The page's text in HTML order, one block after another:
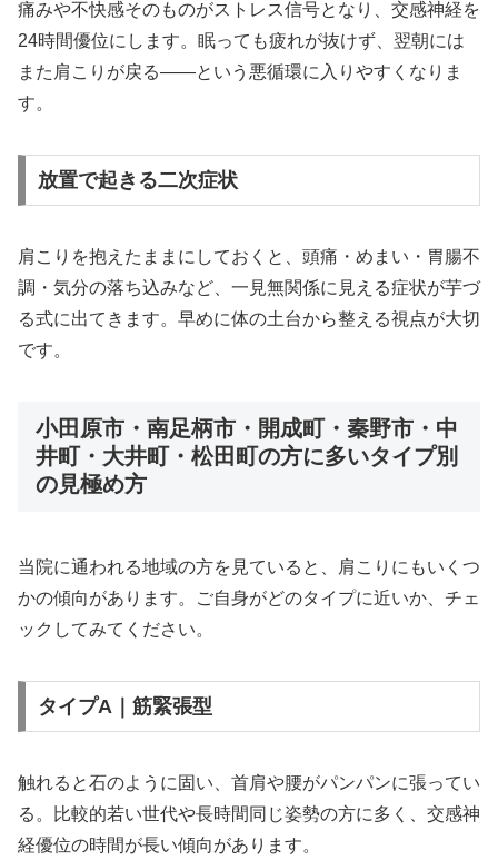
痛みや不快感そのものがストレス信号となり、交感神経を
24時間優位にします。眠っても疲れが抜けず、翌朝には
また肩こりが戻る——という悪循環に入りやすくなりま
す。
放置で起きる二次症状
肩こりを抱えたままにしておくと、頭痛・めまい・胃腸不
調・気分の落ち込みなど、一見無関係に見える症状が芋づ
る式に出てきます。早めに体の土台から整える視点が大切
です。
小田原市・南足柄市・開成町・秦野市・中
井町・大井町・松田町の方に多いタイプ別
の見極め方
当院に通われる地域の方を見ていると、肩こりにもいくつ
かの傾向があります。ご自身がどのタイプに近いか、チェ
ックしてみてください。
タイプA｜筋緊張型
触れると石のように固い、首肩や腰がパンパンに張ってい
る。比較的若い世代や長時間同じ姿勢の方に多く、交感神
経優位の時間が長い傾向があります。